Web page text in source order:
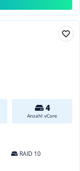
4
Anzahl vCore
RAID 10